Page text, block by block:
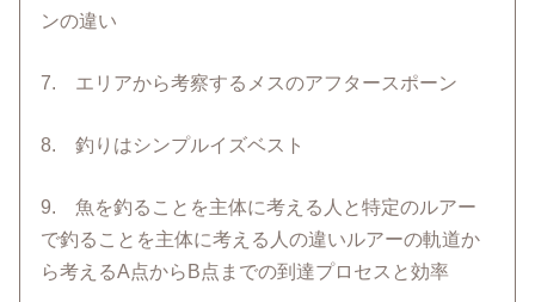
ンの違い
7. エリアから考察するメスのアフタースポーン
8. 釣りはシンプルイズベスト
9. 魚を釣ることを主体に考える人と特定のルアー
で釣ることを主体に考える人の違いルアーの軌道か
ら考えるA点からB点までの到達プロセスと効率